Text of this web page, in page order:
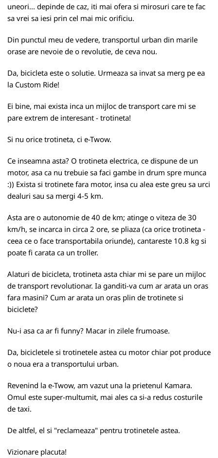
uneori... depinde de caz, iti mai ofera si mirosuri care te fac
sa vrei sa iesi prin cel mai mic orificiu.
Din punctul meu de vedere, transportul urban din marile
orase are nevoie de o revolutie, de ceva nou.
Da, bicicleta este o solutie. Urmeaza sa invat sa merg pe ea
la Custom Ride!
Ei bine, mai exista inca un mijloc de transport care mi se
pare extrem de interesant - trotineta!
Si nu orice trotineta, ci e-Twow.
Ce inseamna asta? O trotineta electrica, ce dispune de un
motor, asa ca nu trebuie sa faci gambe in drum spre munca
:)) Exista si trotinete fara motor, insa cu alea este greu sa urci
dealuri sau sa mergi 4-5 km.
Asta are o autonomie de 40 de km; atinge o viteza de 30
km/h, se incarca in circa 2 ore, se pliaza (ca orice trotineta -
ceea ce o face transportabila oriunde), cantareste 10.8 kg si
poate fi carata ca un troller.
Alaturi de bicicleta, trotineta asta chiar mi se pare un mijloc
de transport revolutionar. Ia ganditi-va cum ar arata un oras
fara masini? Cum ar arata un oras plin de trotinete si
biciclete?
Nu-i asa ca ar fi funny? Macar in zilele frumoase.
Da, bicicletele si trotinetele astea cu motor chiar pot produce
o noua era a transportului urban.
Revenind la e-Twow, am vazut una la prietenul Kamara.
Omul este super-multumit, mai ales ca si-a redus costurile
de taxi.
De altfel, el si "reclameaza" pentru trotinetele astea.
Vizionare placuta!